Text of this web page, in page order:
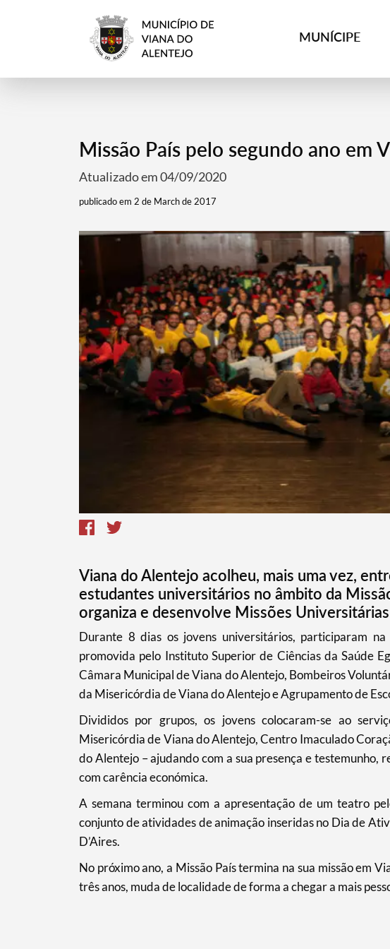
MUNÍCIPE
Termo de Pesquisa
Categorias gerais
Filtros
Missão País pelo segundo ano em
Atualizado em 04/09/2020
publicado em 2 de March de 2017
Viana do Alentejo acolheu, mais uma vez,
estudantes universitários no âmbito da
organiza e desenvolve Missões
​Durante 8 dias os jovens universitários, participaram
promovida pelo Instituto Superior de Ciências da Saúde
Câmara Municipal de Viana do Alentejo, Bombeiros
da Misericórdia de Viana do Alentejo e Agrupamento de
Divididos por grupos, os jovens colocaram-se ao
Misericórdia de Viana do Alentejo, Centro Imaculado
do Alentejo – ajudando com a sua presença e testemunho,
com carência económica.
A semana terminou com a apresentação de um teatro
conjunto de atividades de animação inseridas no Dia de
D’Aires.
No próximo ano, a Missão País termina na sua missão em
três anos, muda de localidade de forma a chegar a mais